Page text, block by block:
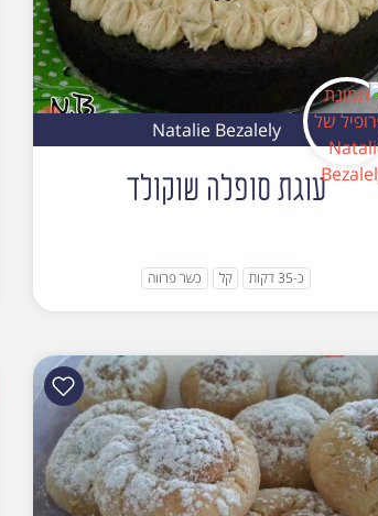
Natalie Bezalely
עוגת סופלה שוקולד
כ-35 דקות קל כשר פרווה